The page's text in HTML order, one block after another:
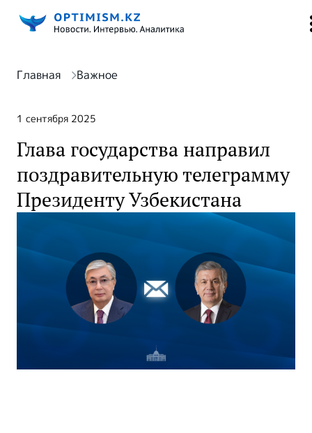
Главная Важное
1 сентября 2025
Глава государства направил
поздравительную телеграмму
Президенту Узбекистана